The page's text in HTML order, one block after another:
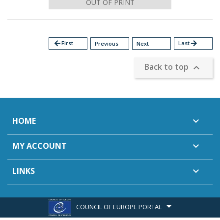
OUT OF PRINT
arrow_backFirst Previous Next Lastarrow_forward
Back to top 
HOME 
MY ACCOUNT 
LINKS 
COUNCIL OF EUROPE PORTAL